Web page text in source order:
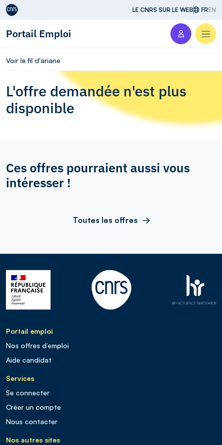
Aller au contenu LE CNRS SUR LE WEB FREN
Portail Emploi
Voir le fil d'ariane
L'offre demandée n'est plus
disponible
Ces offres pourraient aussi vous
intéresser !
Toutes les offres
Portail emploi
Nos offres d’emploi
Aide candidat
Services
Se connecter
Créer un compte
Nous contacter
Nos autres sites